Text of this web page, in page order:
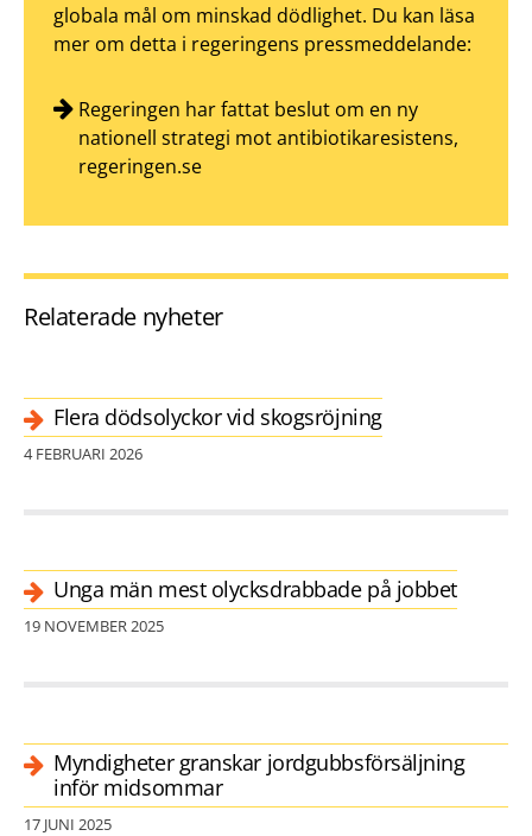
globala mål om minskad dödlighet. Du kan läsa
mer om detta i regeringens pressmeddelande:
Regeringen har fattat beslut om en ny
nationell strategi mot antibiotikaresistens,
regeringen.se
Relaterade nyheter
Flera dödsolyckor vid skogsröjning
4 FEBRUARI 2026
Unga män mest olycksdrabbade på jobbet
19 NOVEMBER 2025
Myndigheter granskar jordgubbsförsäljning
inför midsommar
17 JUNI 2025